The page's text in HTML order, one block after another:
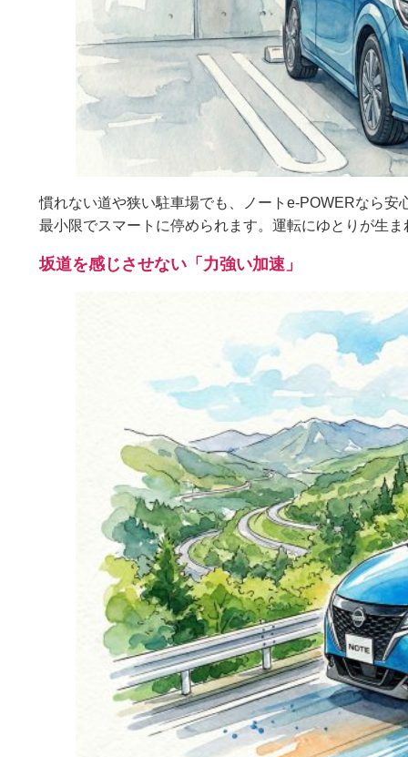
慣れない道や狭い駐車場でも、ノートe-POWERなら
最小限でスマートに停められます。運転にゆとりが生
坂道を感じさせない「力強い加速」